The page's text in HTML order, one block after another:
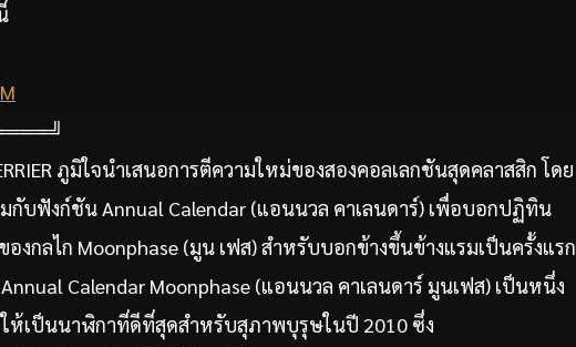
ภูมิใจนำเสนอการตีความใหม่ของสองคอลเลกชันสุดคลาสสิก โดย
กับฟังก์ชัน Annual Calendar (แอนนวล คาเลนดาร์) เพื่อบอกปฏิทิน
งกลไก Moonphase (มูน เฟส) สำหรับบอกข้างขึ้นข้างแรมเป็นครั้งแรก
Calendar Moonphase (แอนนวล คาเลนดาร์ มูนเฟส) เป็นหนึ่ง
ให้เป็นนาฬิกาที่ดีที่สุดสำหรับสุภาพบุรุษในปี 2010 ซึ่ง